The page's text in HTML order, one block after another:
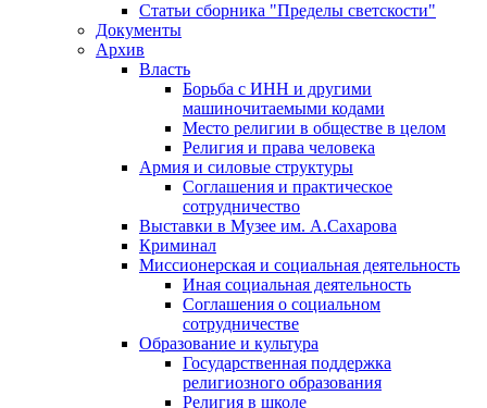
Статьи сборника "Пределы светскости"
Документы
Архив
Власть
Борьба с ИНН и другими
машиночитаемыми кодами
Место религии в обществе в целом
Религия и права человека
Армия и силовые структуры
Соглашения и практическое
сотрудничество
Выставки в Музее им. А.Сахарова
Криминал
Миссионерская и социальная деятельность
Иная социальная деятельность
Соглашения о социальном
сотрудничестве
Образование и культура
Государственная поддержка
религиозного образования
Религия в школе